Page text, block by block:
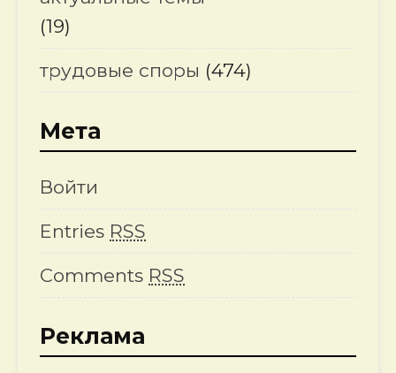
(19)
трудовые споры (474)
Мета
Войти
Entries RSS
Comments RSS
Реклама